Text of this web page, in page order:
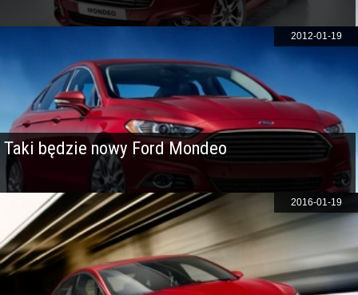
Taki będzie nowy Ford Mondeo
2012-01-19
2016-01-19